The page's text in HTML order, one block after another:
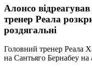
Алонсо відреагував
тренер Реала
роздягальні
Головний тренер Реала
на Сантьяго Бернабеу на